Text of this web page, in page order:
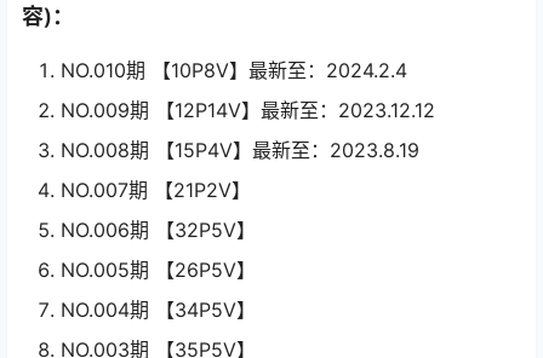
容)：
NO.010期 【10P8V】最新至：2024.2.4
NO.009期 【12P14V】最新至：2023.12.12
NO.008期 【15P4V】最新至：2023.8.19
NO.007期 【21P2V】
NO.006期 【32P5V】
NO.005期 【26P5V】
NO.004期 【34P5V】
NO.003期 【35P5V】